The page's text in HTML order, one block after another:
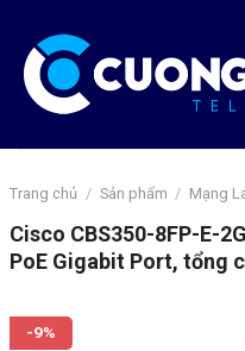
content
Trang chủ / Sản phẩm / Mạng
Cisco CBS350-8FP-E-
PoE Gigabit Port, tổng
-9%